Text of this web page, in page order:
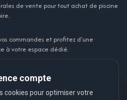
de vente pour tout achat de piscine
commandes et profitez d'une
à votre espace dédié.
Vitrolles
compte
cookies pour optimiser votre